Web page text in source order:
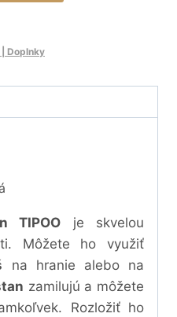
Doplnky
TIPOO
je skvelou
Môžete ho využiť
na hranie alebo na
zamilujú a môžete
Rozložiť ho